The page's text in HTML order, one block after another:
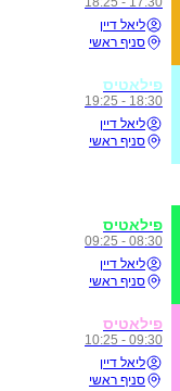
ליאל דיין
סניף ראשי
פילאטיס
18:30 - 19:25
ליאל דיין
סניף ראשי
פילאטיס
08:30 - 09:25
ליאל דיין
סניף ראשי
פילאטיס
09:30 - 10:25
ליאל דיין
סניף ראשי